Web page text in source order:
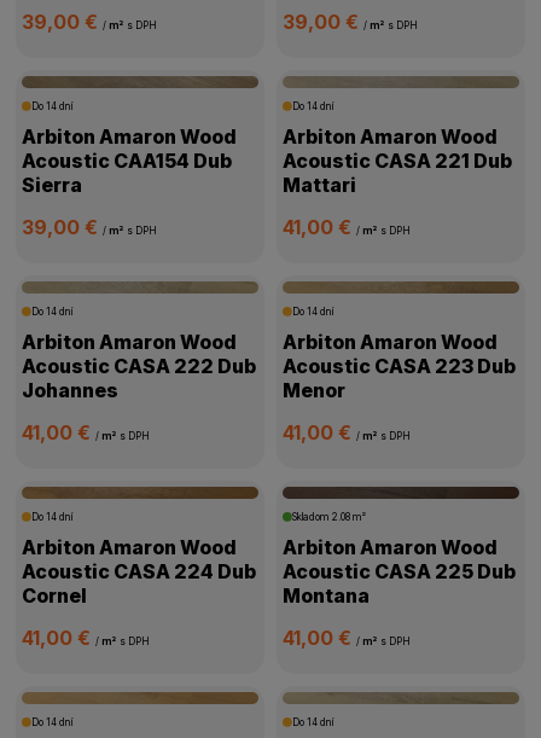
39,00 €/ m² s DPH
39,00 € / m² s DPH
Do 14 dní
Arbiton Amaron Wood
Acoustic CAA154 Dub
Sierra
39,00 €/ m² s DPH
Do 14 dní
Arbiton Amaron Wood
Acoustic CASA 221 Dub
Mattari
41,00 € / m² s DPH
Do 14 dní
Arbiton Amaron Wood
Acoustic CASA 222 Dub
Johannes
41,00 €/ m² s DPH
Do 14 dní
Arbiton Amaron Wood
Acoustic CASA 223 Dub
Menor
41,00 € / m² s DPH
Do 14 dní
Arbiton Amaron Wood
Acoustic CASA 224 Dub
Cornel
41,00 €/ m² s DPH
Skladom 2.08 m²
Arbiton Amaron Wood
Acoustic CASA 225 Dub
Montana
41,00 € / m² s DPH
Do 14 dní Do 14 dní